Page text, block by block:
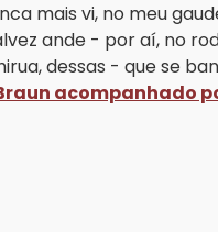
mais vi, no meu
ande - por aí, no
dessas - que se
acompanhado